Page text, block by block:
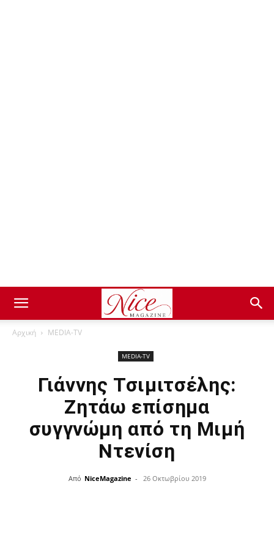
Αρχική ΜEDIA-TV
ΜEDIA-TV
Γιάννης Τσιμιτσέλης:
Ζητάω επίσημα
συγγνώμη από τη Μιμή
Ντενίση
Από NiceMagazine - 26 Οκτωβρίου 2019